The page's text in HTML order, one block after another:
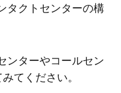
タクトセンターの構
ンターやコールセン
てください。